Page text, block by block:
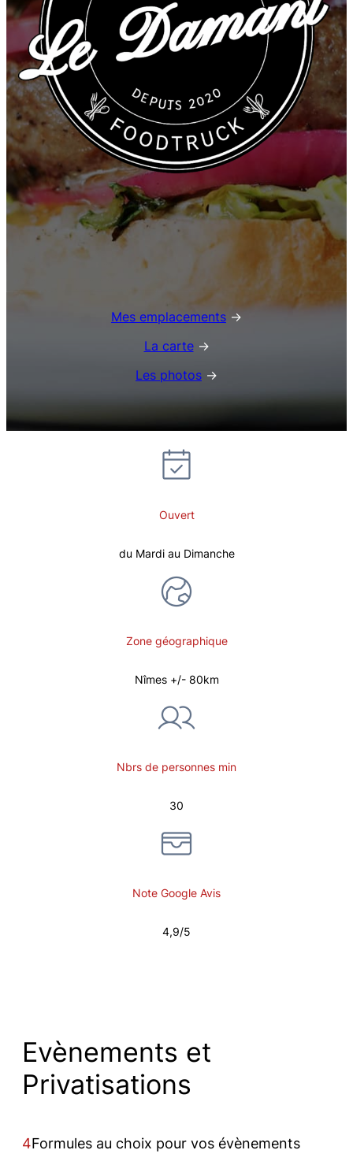
Mes emplacements →
La carte→
Les photos →
Ouvert
du Mardi au Dimanche
Zone géographique
Nîmes +/- 80km
Nbrs de personnes min
30
Note Google Avis
4,9/5
Evènements et
Privatisations
4Formules au choix pour vos évènements